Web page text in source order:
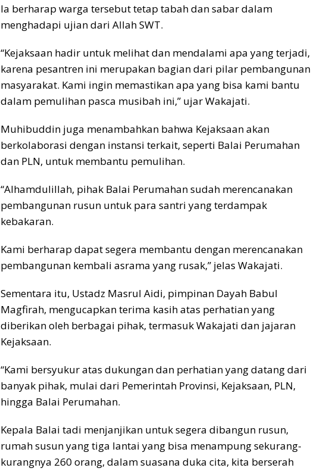
Ia berharap warga tersebut tetap tabah dan sabar dalam
menghadapi ujian dari Allah SWT.
“Kejaksaan hadir untuk melihat dan mendalami apa yang terjadi,
karena pesantren ini merupakan bagian dari pilar pembangunan
masyarakat. Kami ingin memastikan apa yang bisa kami bantu
dalam pemulihan pasca musibah ini,” ujar Wakajati.
Muhibuddin juga menambahkan bahwa Kejaksaan akan
berkolaborasi dengan instansi terkait, seperti Balai Perumahan
dan PLN, untuk membantu pemulihan.
“Alhamdulillah, pihak Balai Perumahan sudah merencanakan
pembangunan rusun untuk para santri yang terdampak
kebakaran.
Kami berharap dapat segera membantu dengan merencanakan
pembangunan kembali asrama yang rusak,” jelas Wakajati.
Sementara itu, Ustadz Masrul Aidi, pimpinan Dayah Babul
Magfirah, mengucapkan terima kasih atas perhatian yang
diberikan oleh berbagai pihak, termasuk Wakajati dan jajaran
Kejaksaan.
“Kami bersyukur atas dukungan dan perhatian yang datang dari
banyak pihak, mulai dari Pemerintah Provinsi, Kejaksaan, PLN,
hingga Balai Perumahan.
Kepala Balai tadi menjanjikan untuk segera dibangun rusun,
rumah susun yang tiga lantai yang bisa menampung sekurang-
kurangnya 260 orang, dalam suasana duka cita, kita berserah